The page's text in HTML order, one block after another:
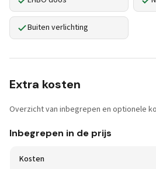
Buiten verlichting
Extra kosten
Overzicht van inbegrepen en optionele
Inbegrepen in de prijs
Kosten